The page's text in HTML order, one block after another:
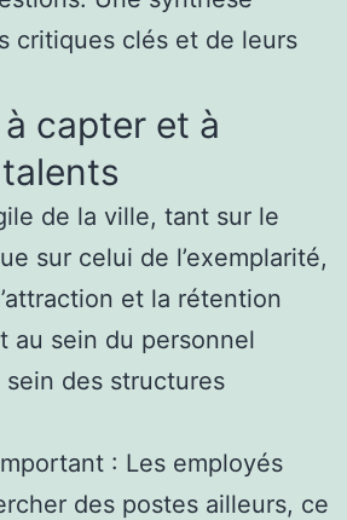
critiques clés et de leurs
capter et à
de la ville, tant sur le
sur celui de l’exemplarité,
et la rétention
au sein du personnel
sein des structures
: Les employés
des postes ailleurs, ce